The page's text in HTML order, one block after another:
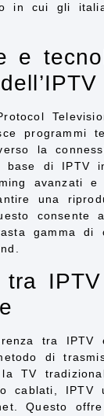
in cui gli
e
programmi
la
base di IPTV
avanzati e
una
consente
gamma di
tra
tra IPTV
di
TV
cablati, IPTV
Questo